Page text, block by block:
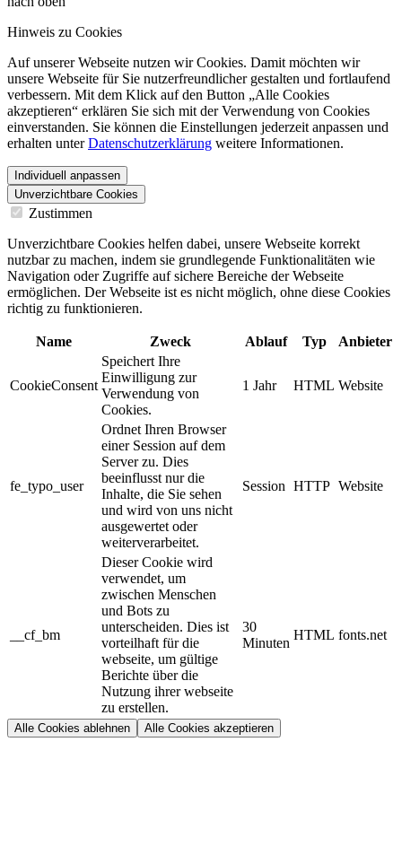
Hinweis zu Cookies
Auf unserer Webseite nutzen wir Cookies. Damit möchten wir
unsere Webseite für Sie nutzerfreundlicher gestalten und fortlaufend
verbessern. Mit dem Klick auf den Button „Alle Cookies
akzeptieren“ erklären Sie sich mit der Verwendung von Cookies
einverstanden. Sie können die Einstellungen jederzeit anpassen und
erhalten unterDatenschutzerklärung weitere Informationen.
Individuell anpassen
Unverzichtbare Cookies
Zustimmen
Unverzichtbare Cookies helfen dabei, unsere Webseite korrekt
nutzbar zu machen, indem sie grundlegende Funktionalitäten wie
Navigation oder Zugriffe auf sichere Bereiche der Webseite
ermöglichen. Der Webseite ist es nicht möglich, ohne diese Cookies
richtig zu funktionieren.
Name Zweck Ablauf Typ Anbieter
CookieConsent
Speichert Ihre
Einwilligung zur
Verwendung von
Cookies.
1 Jahr HTML Website
fe_typo_user
Ordnet Ihren Browser
einer Session auf dem
Server zu. Dies
beeinflusst nur die
Inhalte, die Sie sehen
und wird von uns nicht
ausgewertet oder
weiterverarbeitet.
Session HTTP Website
__cf_bm
Dieser Cookie wird
verwendet, um
zwischen Menschen
und Bots zu
unterscheiden. Dies ist
vorteilhaft für die
webseite, um gültige
Berichte über die
Nutzung ihrer webseite
zu erstellen.
30
Minuten
HTML fonts.net
Alle Cookies ablehnen Alle Cookies akzeptieren